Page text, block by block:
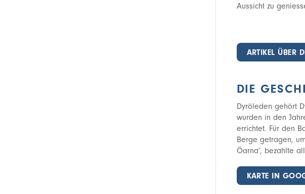
Aussicht zu
ARTIKEL ÜBER
DIE
Dyröleden gehört
wurden in den
errichtet. Für den
Berge getragen,
Öarna’, bezahlte
KARTE IN